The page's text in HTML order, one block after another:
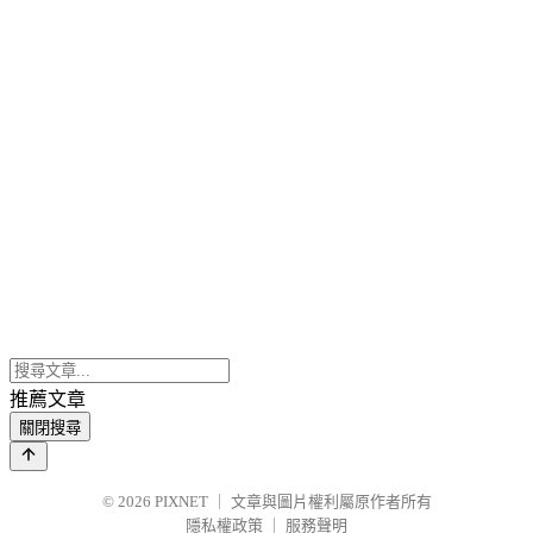
推薦文章
關閉搜尋
© 2026 PIXNET
文章與圖片權利屬原作者所有
隱私權政策
服務聲明